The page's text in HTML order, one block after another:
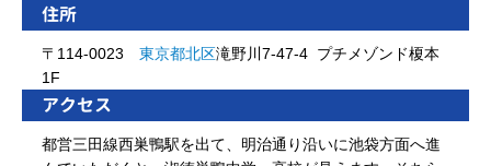
住所
〒114-0023 東京都北区滝野川7-47-4 プチメゾンド榎本
1F
アクセス
都営三田線西巣鴨駅を出て、明治通り沿いに池袋方面へ進